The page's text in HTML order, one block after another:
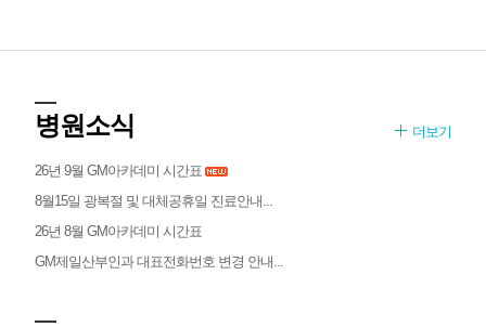
병원소식 더보기
26년 9월 GM아카데미 시간표
8월15일 광복절 및 대체공휴일 진료안내...
26년 8월 GM아카데미 시간표
GM제일산부인과 대표전화번호 변경 안내...